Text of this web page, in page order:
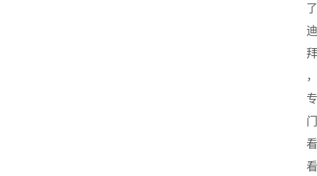
了
迪
拜
，
专
门
看
看